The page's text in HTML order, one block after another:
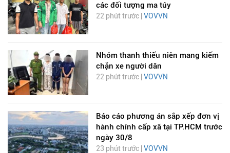
các đối tượng ma túy
22 phút trước | VOVVN
Nhóm thanh thiếu niên mang kiếm
chặn xe người dân
22 phút trước | VOVVN
Báo cáo phương án sắp xếp đơn vị
hành chính cấp xã tại TP.HCM trước
ngày 30/8
23 phút trước |VOVVN